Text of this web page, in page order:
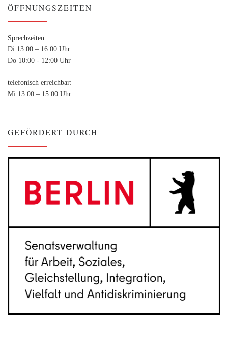
ÖFFNUNGSZEITEN
Sprechzeiten:
Di 13:00 – 16:00 Uhr
Do 10:00 - 12:00 Uhr
telefonisch erreichbar:
Mi 13:00 – 15:00 Uhr
GEFÖRDERT DURCH